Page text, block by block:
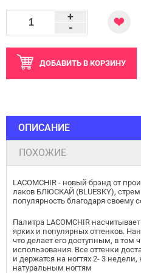
-
+
ДОБАВИТЬ В КОРЗИНУ
ОПИСАНИЕ
ПОХОЖИЕ
LACOMCHIR - новый брэнд от
лаков БЛЮСКАЙ (BLUESKY),
популярность благодаря своему
Палитра LACOMCHIR
ярких и популярных оттенков.
что делает его доступным, в том
использования. Все оттенки
и держатся на ногтях 2- 3
натуральным ногтям